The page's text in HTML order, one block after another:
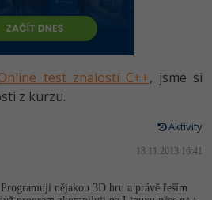
Bootstrap, SEO
vzory
test znalostí C++, jsme si
z kurzu.
Aktivity
18.11.2013 16:41
nějakou 3D hru a právě řeším